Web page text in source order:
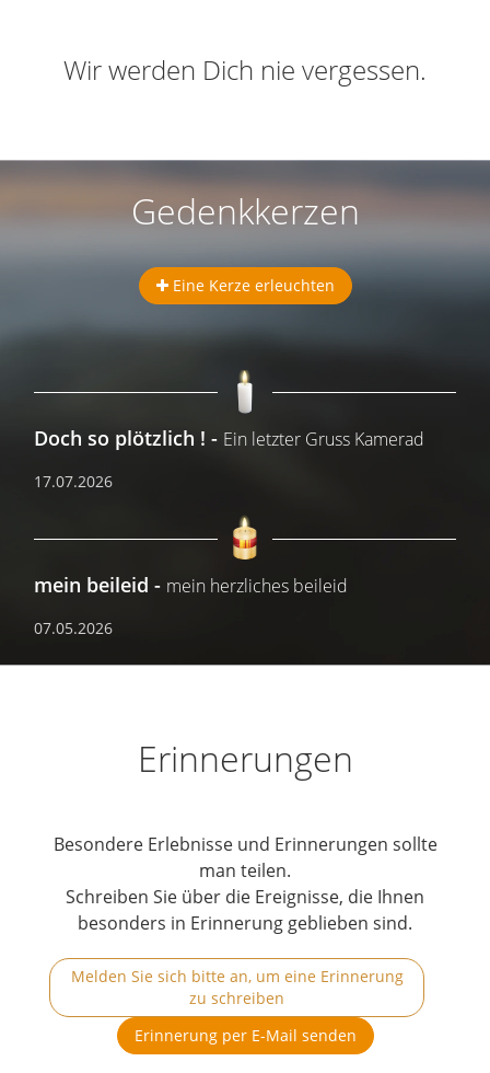
Wir werden Dich nie vergessen.
Gedenkkerzen
Eine Kerze erleuchten
Doch so plötzlich ! Ein letzter Gruss Kamerad
17.07.2026
mein beileid mein herzliches beileid
07.05.2026
Erinnerungen
Besondere Erlebnisse und Erinnerungen sollte
man teilen.
Schreiben Sie über die Ereignisse, die Ihnen
besonders in Erinnerung geblieben sind.
Melden Sie sich bitte an, um eine Erinnerung
zu schreiben
Erinnerung per E-Mail senden